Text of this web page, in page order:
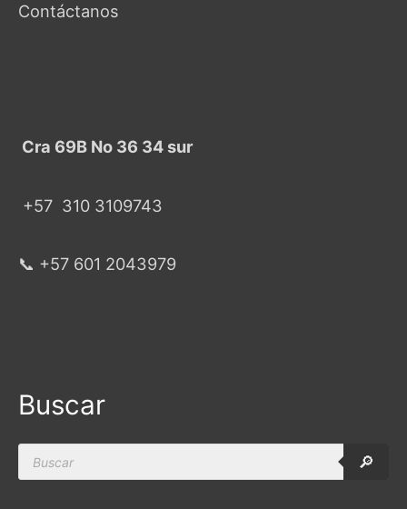
Contáctanos
Cra 69B No 36 34 sur
+57 310 3109743
📞 +57 601 2043979
Buscar
Products
search
🔎